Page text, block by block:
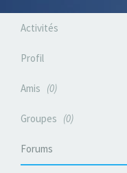
Activités
Profil
Amis 0
Groupes 0
Forums